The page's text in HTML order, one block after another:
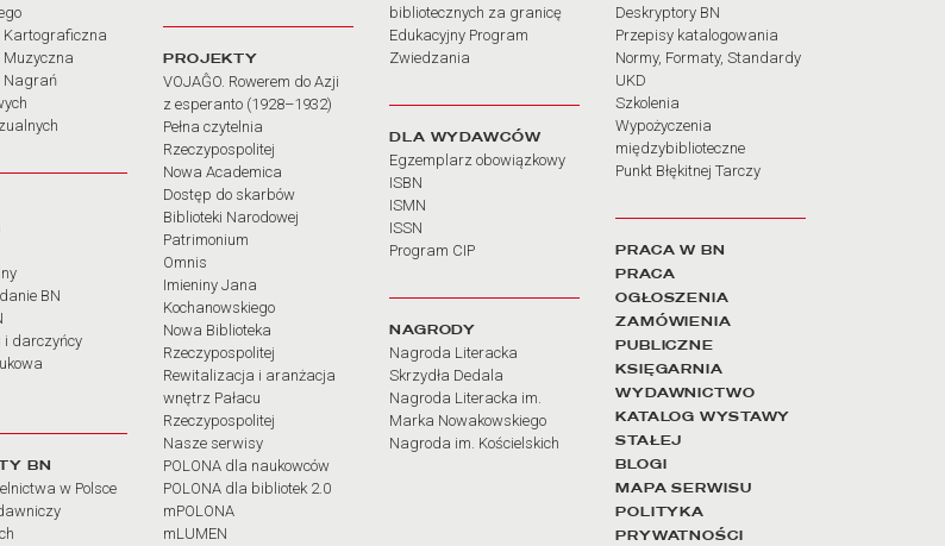
Kartograficzna
Muzyczna
Nagrań
BN
i darczyńcy
BN
w Polsce
PROJEKTY
VOJAĜO. Rowerem do Azji
z esperanto (1928–1932)
Pełna czytelnia
Rzeczypospolitej
Nowa Academica
Dostęp do skarbów
Biblioteki Narodowej
Patrimonium
Omnis
Imieniny Jana
Kochanowskiego
Nowa Biblioteka
Rzeczypospolitej
Rewitalizacja i aranżacja
wnętrz Pałacu
Rzeczypospolitej
Nasze serwisy
POLONA dla naukowców
POLONA dla bibliotek 2.0
mPOLONA
mLUMEN
bibliotecznych za granicę
Edukacyjny Program
Zwiedzania
DLA WYDAWCÓW
Egzemplarz obowiązkowy
ISBN
ISMN
ISSN
Program CIP
NAGRODY
Nagroda Literacka
Skrzydła Dedala
Nagroda Literacka im.
Marka Nowakowskiego
Nagroda im. Kościelskich
Deskryptory BN
Przepisy katalogowania
Normy, Formaty, Standardy
UKD
Szkolenia
Wypożyczenia
międzybiblioteczne
Punkt Błękitnej Tarczy
PRACA W BN
PRACA
OGŁOSZENIA
ZAMÓWIENIA
PUBLICZNE
KSIĘGARNIA
WYDAWNICTWO
KATALOG WYSTAWY
STAŁEJ
BLOGI
MAPA SERWISU
POLITYKA
PRYWATNOŚCI